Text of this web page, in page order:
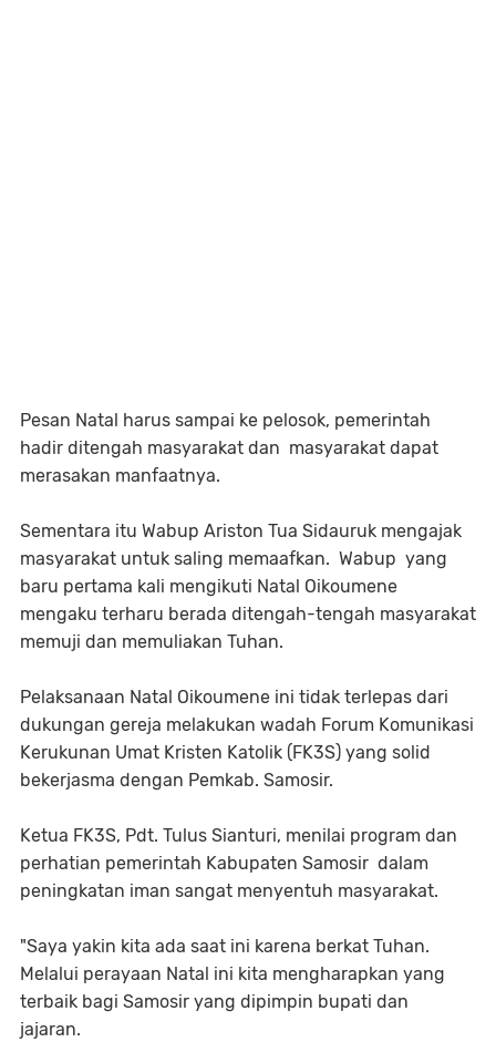
Pesan Natal harus sampai ke pelosok, pemerintah
hadir ditengah masyarakat dan masyarakat dapat
merasakan manfaatnya.
Sementara itu Wabup Ariston Tua Sidauruk mengajak
masyarakat untuk saling memaafkan. Wabup yang
baru pertama kali mengikuti Natal Oikoumene
mengaku terharu berada ditengah-tengah masyarakat
memuji dan memuliakan Tuhan.
Pelaksanaan Natal Oikoumene ini tidak terlepas dari
dukungan gereja melakukan wadah Forum Komunikasi
Kerukunan Umat Kristen Katolik (FK3S) yang solid
bekerjasma dengan Pemkab. Samosir.
Ketua FK3S, Pdt. Tulus Sianturi, menilai program dan
perhatian pemerintah Kabupaten Samosir dalam
peningkatan iman sangat menyentuh masyarakat.
"Saya yakin kita ada saat ini karena berkat Tuhan.
Melalui perayaan Natal ini kita mengharapkan yang
terbaik bagi Samosir yang dipimpin bupati dan
jajaran.